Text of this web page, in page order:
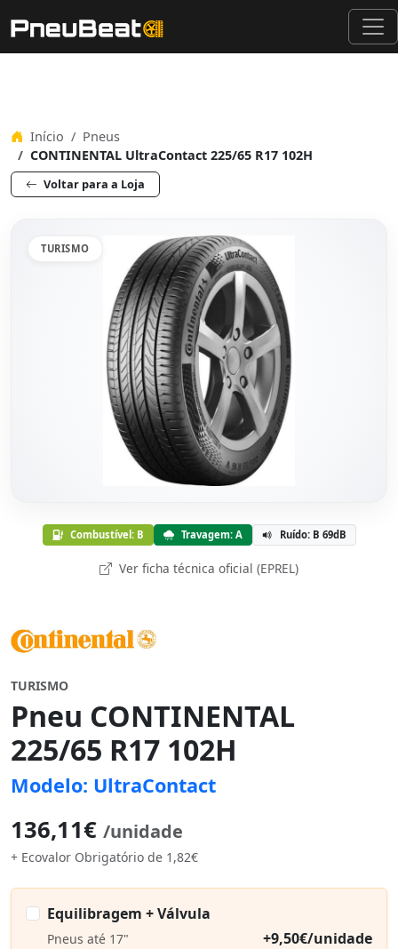
Início
Pneus
CONTINENTAL UltraContact 225/65 R17 102H
Voltar para a Loja
TURISMO
Combustível: B Travagem: A Ruído: B 69dB
Ver ficha técnica oficial (EPREL)
TURISMO
Pneu CONTINENTAL
225/65 R17 102H
Modelo: UltraContact
136,11€ /unidade
+ Ecovalor Obrigatório de 1,82€
Equilibragem + Válvula
Pneus até 17" +9,50€/unidade